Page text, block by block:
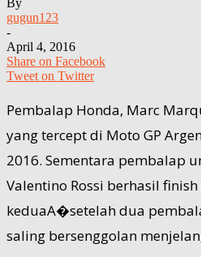
gugun123
-
April 4, 2016
Share on Facebook
Tweet on Twitter
Pembalap Honda, Marc
yang tercept di Moto GP
2016. Sementara pembalap
Valentino Rossi berhasil
keduaA�setelah dua
saling bersenggolan